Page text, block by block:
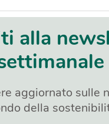
alla
aggiornato sulle
della